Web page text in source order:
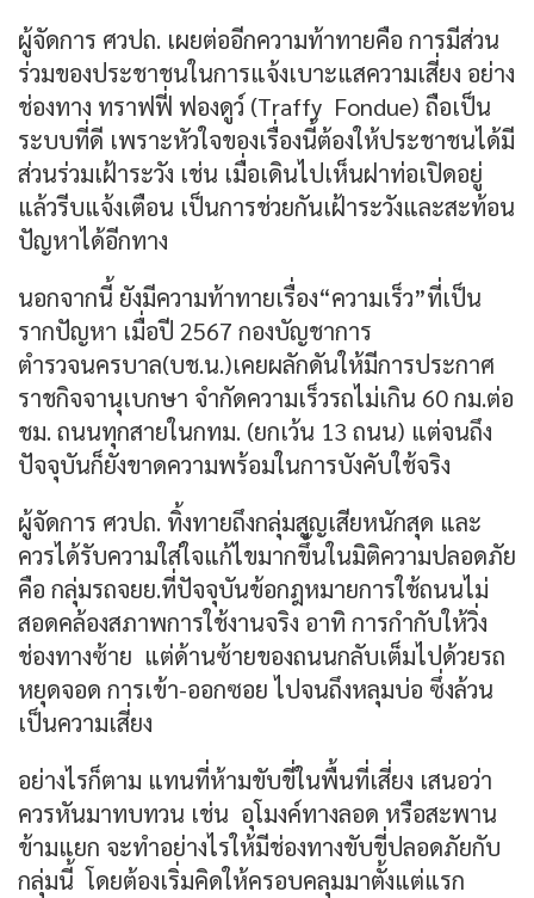
ผู้จัดการ ศวปถ. เผยต่ออีกความท้าทายคือ การมีส่วน
ร่วมของประชาชนในการแจ้งเบาะแสความเสี่ยง อย่าง
ช่องทาง ทราฟฟี่ ฟองดูว์ (Traffy Fondue) ถือเป็น
ระบบที่ดี เพราะหัวใจของเรื่องนี้ต้องให้ประชาชนได้มี
ส่วนร่วมเฝ้าระวัง เช่น เมื่อเดินไปเห็นฝาท่อเปิดอยู่
แล้วรีบแจ้งเตือน เป็นการช่วยกันเฝ้าระวังและสะท้อน
ปัญหาได้อีกทาง
นอกจากนี้ ยังมีความท้าทายเรื่อง“ความเร็ว”ที่เป็น
รากปัญหา เมื่อปี 2567 กองบัญชาการ
ตำรวจนครบาล(บช.น.)เคยผลักดันให้มีการประกาศ
ราชกิจจานุเบกษา จำกัดความเร็วรถไม่เกิน 60 กม.ต่อ
ชม. ถนนทุกสายในกทม. (ยกเว้น 13 ถนน) แต่จนถึง
ปัจจุบันก็ยังขาดความพร้อมในการบังคับใช้จริง
ผู้จัดการ ศวปถ. ทิ้งทายถึงกลุ่มสูญเสียหนักสุด และ
ควรได้รับความใส่ใจแก้ไขมากขึ้นในมิติความปลอดภัย
คือ กลุ่มรถจยย.ที่ปัจจุบันข้อกฎหมายการใช้ถนนไม่
สอดคล้องสภาพการใช้งานจริง อาทิ การกำกับให้วิ่ง
ช่องทางซ้าย แต่ด้านซ้ายของถนนกลับเต็มไปด้วยรถ
หยุดจอด การเข้า-ออกซอย ไปจนถึงหลุมบ่อ ซึ่งล้วน
เป็นความเสี่ยง
อย่างไรก็ตาม แทนที่ห้ามขับขี่ในพื้นที่เสี่ยง เสนอว่า
ควรหันมาทบทวน เช่น อุโมงค์ทางลอด หรือสะพาน
ข้ามแยก จะทำอย่างไรให้มีช่องทางขับขี่ปลอดภัยกับ
กลุ่มนี้ โดยต้องเริ่มคิดให้ครอบคลุมมาตั้งแต่แรก